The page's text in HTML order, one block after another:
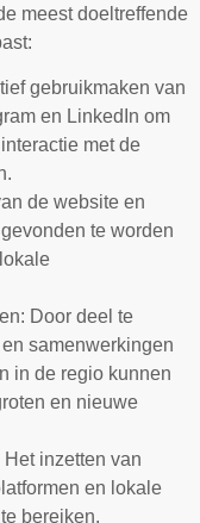
meest doeltreffende
gebruikmaken van
en LinkedIn om
met de
de website en
te worden
Door deel te
samenwerkingen
in de regio kunnen
en nieuwe
inzetten van
en lokale
bereiken.